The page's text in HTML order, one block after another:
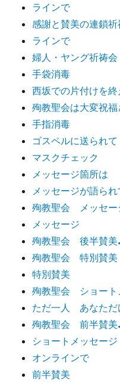
ラインで
感謝と賛美の連鎖祈
ラインで
婦人・ヤング祈祷会
手袋消毒
西坂での片付けを
殉教聖会は大変祝福
手指消毒
ゴスペルに送られて
マスクチェック
メッセージ箇所は
メッセージが語ら
殉教聖会 メッセー
メッセージ
殉教聖会 後半賛美
殉教聖会 特別賛
特別賛美
殉教聖会 ショート
ただ一人 あなただ
殉教聖会 前半賛美
ショートメッセージ
オンラインで
前半賛美